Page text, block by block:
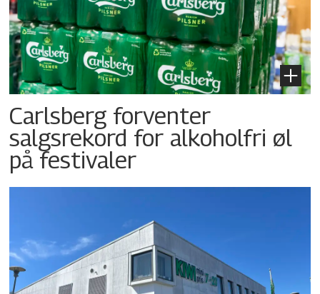
Carlsberg forventer
salgsrekord for alkoholfri øl
på festivaler